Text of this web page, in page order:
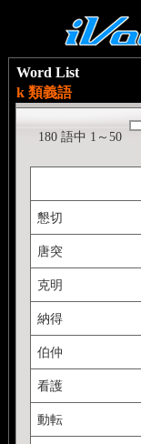
Word List
k 類義語
180 語中 1～50
懇切
唐突
克明
納得
伯仲
看護
動転